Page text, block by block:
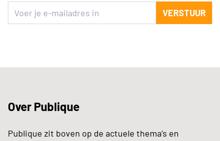
VERSTUUR
Over Publique
Publique zit boven op de actuele thema’s en